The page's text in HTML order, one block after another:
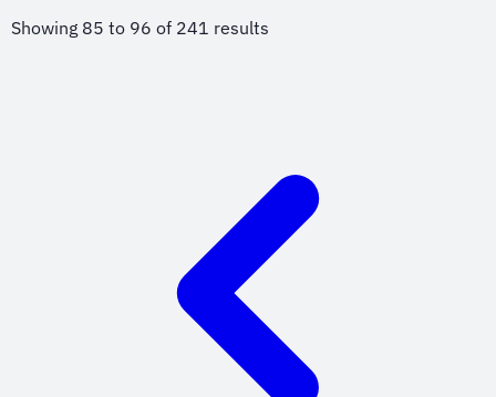
Showing 85 to 96 of 241 results